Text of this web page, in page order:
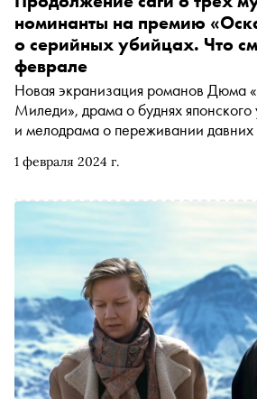
«Сноба»
1 февраля 2024 г.
номинанты на премию
о серийных убийцах. Что
феврале
Новая экранизация романов Дюма
Миледи», драма о буднях японского
и мелодрама о переживании давних
конца зимы